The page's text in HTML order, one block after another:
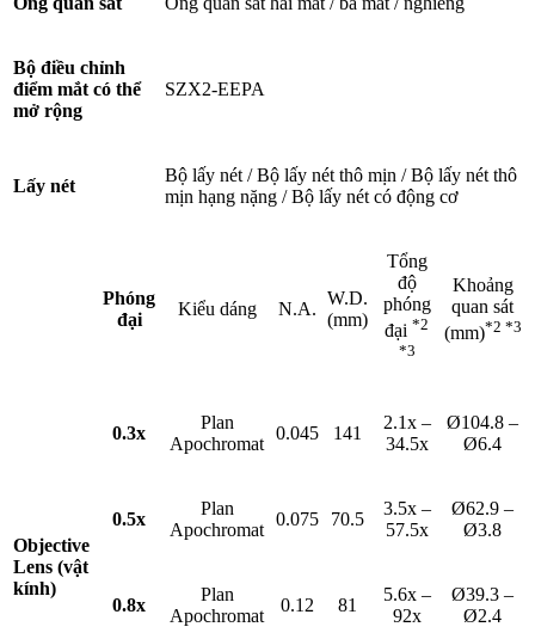
Bộ điều chỉnh
điểm mắt có thể
mở rộng
SZX2-EEPA
Lấy nét
Bộ lấy nét / Bộ lấy nét thô mịn / Bộ lấy nét thô
mịn hạng nặng / Bộ lấy nét có động cơ
Objective
Lens (vật
kính)
Phóng
đại
Kiểu dáng N.A.
W.D.
(mm)
Tổng
độ
phóng
đại *2
*3
Khoảng
quan sát
(mm)*2 *3
0.3x
Plan
Apochromat
0.045 141
2.1x –
34.5x
Ø104.8 –
Ø6.4
0.5x
Plan
Apochromat
0.075 70.5
3.5x –
57.5x
Ø62.9 –
Ø3.8
0.8x
Plan
Apochromat
0.12 81
5.6x –
92x
Ø39.3 –
Ø2.4